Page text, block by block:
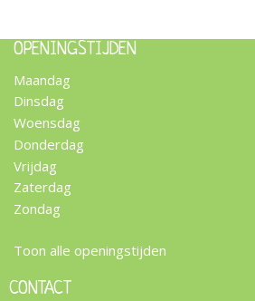
OPENINGSTIJDEN
Maandag
Dinsdag
Woensdag
Donderdag
Vrijdag
Zaterdag
Zondag
Toon alle openingstijden
CONTACT